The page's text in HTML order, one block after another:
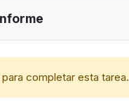
para completar esta tarea.